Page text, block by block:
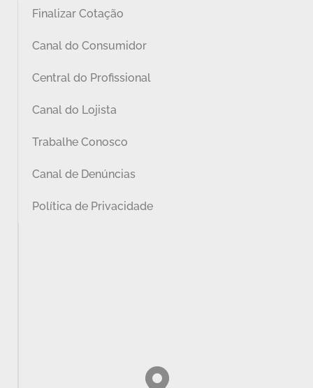
Finalizar Cotação
Canal do Consumidor
Central do Profissional
Canal do Lojista
Trabalhe Conosco
Canal de Denúncias
Política de Privacidade